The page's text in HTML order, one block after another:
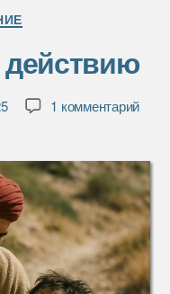
действию
1 комментарийк
нас
к